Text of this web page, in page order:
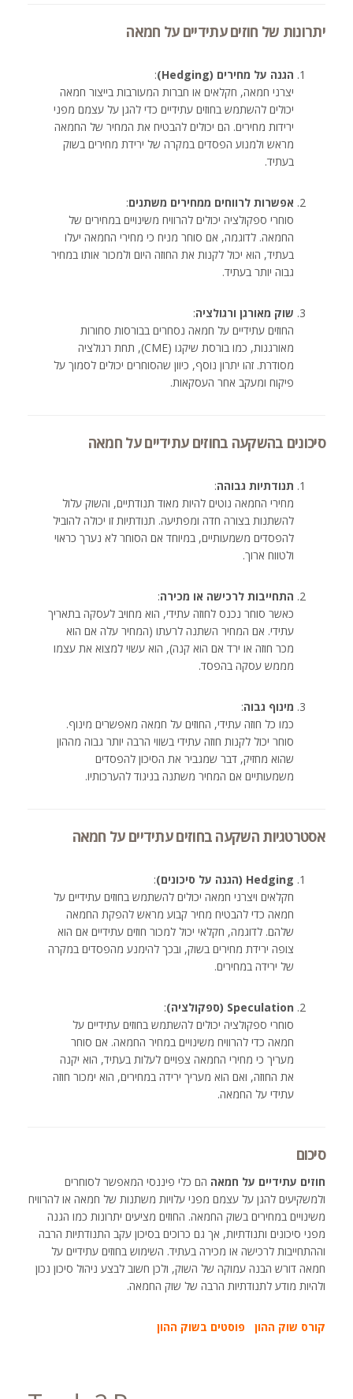
יתרונות של חוזים עתידיים על חמאה
הגנה על מחירים (Hedging)
:
יצרני חמאה, חקלאים או חברות המעורבות בייצור חמאה
יכולים להשתמש בחוזים עתידיים כדי להגן על עצמם מפני
ירידות מחירים. הם יכולים להבטיח את המחיר של החמאה
מראש ולמנוע הפסדים במקרה של ירידת מחירים בשוק
בעתיד.
אפשרות לרווחים ממחירים משתנים:
סוחרי ספקולציה יכולים להרוויח משינויים במחירים של
החמאה. לדוגמה, אם סוחר מניח כי מחירי החמאה יעלו
בעתיד, הוא יכול לקנות את החוזה היום ולמכור אותו במחיר
גבוה יותר בעתיד.
שוק מאורגן ורגולציה:
החוזים עתידיים על חמאה נסחרים בבורסות סחורות
מאורגנות, כמו בורסת שיקגו (CME), תחת רגולציה
מסודרת. זהו יתרון נוסף, כיוון שהסוחרים יכולים לסמוך על
פיקוח ומעקב אחר העסקאות.
סיכונים בהשקעה בחוזים עתידיים על חמאה
תנודתיות גבוהה:
מחירי החמאה נוטים להיות מאוד תנודתיים, והשוק עלול
להשתנות בצורה חדה ומפתיעה. תנודתיות זו יכולה להוביל
להפסדים משמעותיים, במיוחד אם הסוחר לא נערך כראוי
ולטווח ארוך.
התחייבות לרכישה או מכירה:
כאשר סוחר נכנס לחוזה עתידי, הוא מחויב לעסקה בתאריך
עתידי. אם המחיר השתנה לרעתו (המחיר עלה אם הוא
מכר חוזה או ירד אם הוא קנה), הוא עשוי למצוא את עצמו
מממש עסקה בהפסד.
מינוף גבוה:
כמו כל חוזה עתידי, החוזים על חמאה מאפשרים מינוף.
סוחר יכול לקנות חוזה עתידי בשווי הרבה יותר גבוה מההון
שהוא מחזיק, דבר שמגביר את הסיכון להפסדים
משמעותיים אם המחיר משתנה בניגוד להערכותיו.
אסטרטגיות השקעה בחוזים עתידיים על חמאה
Hedging (הגנה על סיכונים)
:
חקלאים ויצרני חמאה יכולים להשתמש בחוזים עתידיים על
חמאה כדי להבטיח מחיר קבוע מראש להפקת החמאה
שלהם. לדוגמה, חקלאי יכול למכור חוזים עתידיים אם הוא
צופה ירידת מחירים בשוק, ובכך להימנע מהפסדים במקרה
של ירידה במחירים.
Speculation (ספקולציה)
:
סוחרי ספקולציה יכולים להשתמש בחוזים עתידיים על
חמאה כדי להרוויח משינויים במחיר החמאה. אם סוחר
מעריך כי מחירי החמאה צפויים לעלות בעתיד, הוא יקנה
את החוזה, ואם הוא מעריך ירידה במחירים, הוא ימכור חוזה
עתידי על החמאה.
סיכום
חוזים עתידיים על חמאה הם כלי פיננסי המאפשר לסוחרים
ולמשקיעים להגן על עצמם מפני עלויות משתנות של חמאה או להרוויח
משינויים במחירים בשוק החמאה. החוזים מציעים יתרונות כמו הגנה
מפני סיכונים ותנודתיות, אך גם כרוכים בסיכון עקב התנודתיות הרבה
וההתחייבות לרכישה או מכירה בעתיד. השימוש בחוזים עתידיים על
חמאה דורש הבנה עמוקה של השוק, ולכן חשוב לבצע ניהול סיכון נכון
ולהיות מודע לתנודתיות הרבה של שוק החמאה.
קורס שוק ההון פוסטים בשוק ההון